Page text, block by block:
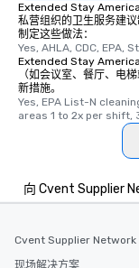
Extended Stay
私营组织的卫生服务建
制定这些做法：
Yes, AHLA, CDC, EPA,
Extended Stay
（如会议室、餐厅、电
新措施。
Yes, EPA List-N
areas 1 to 2x per shift,
向 Cvent Supplier
Cvent Supplier Network
现场解决方案